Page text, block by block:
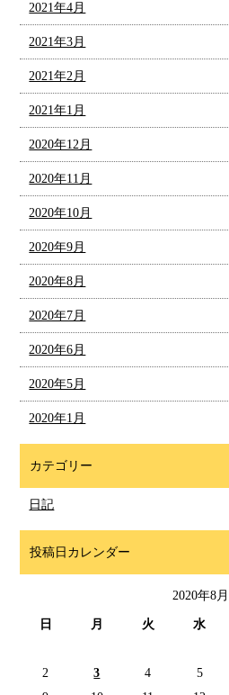
2021年4月
2021年3月
2021年2月
2021年1月
2020年12月
2020年11月
2020年10月
2020年9月
2020年8月
2020年7月
2020年6月
2020年5月
2020年1月
カテゴリー
日記
投稿日カレンダー
2020年8月
日 月 火 水
2
3 4 5